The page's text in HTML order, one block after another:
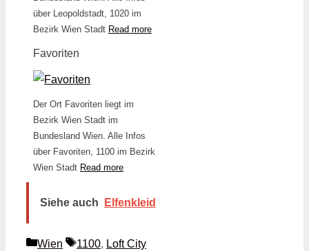
über Leopoldstadt, 1020 im
Bezirk Wien Stadt Read more
Favoriten
Der Ort Favoriten liegt im
Bezirk Wien Stadt im
Bundesland Wien. Alle Infos
über Favoriten, 1100 im Bezirk
Wien Stadt Read more
Siehe auch Elfenkleid
Kategorien
Wien Schlagwörter
1100, Loft City